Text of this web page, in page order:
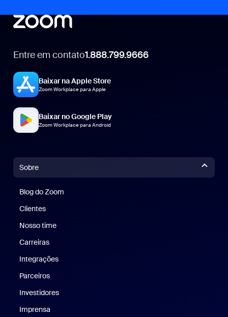
Entre em contato1.888.799.9666
Baixar na Apple Store
Zoom Workplace para Apple
Baixar no Google Play
Zoom Workplace para Android
Sobre
Blog do Zoom
Clientes
Nosso time
Carreiras
Integrações
Parceiros
Investidores
Imprensa